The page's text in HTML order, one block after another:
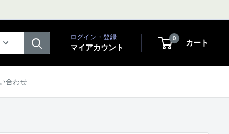
ログイン・登録
マイアカウント
0 カート
合わせ